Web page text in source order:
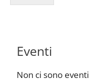
Eventi
Non ci sono eventi